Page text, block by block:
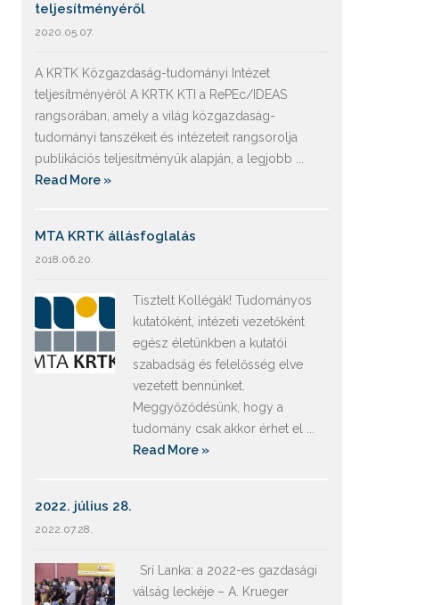
teljesítményéről
2020.05.07.
A KRTK Közgazdaság-tudományi Intézet
teljesítményéről A KRTK KTI a RePEc/IDEAS
rangsorában, amely a világ közgazdaság-
tudományi tanszékeit és intézeteit rangsorolja
publikációs teljesítményük alapján, a legjobb ...
Read More »
MTA KRTK állásfoglalás
2018.06.20.
Tisztelt Kollégák! Tudományos
kutatóként, intézeti vezetőként
egész életünkben a kutatói
szabadság és felelősség elve
vezetett bennünket.
Meggyőződésünk, hogy a
tudomány csak akkor érhet el ...
Read More »
2022. július 28.
2022.07.28.
Srí Lanka: a 2022-es gazdasági
válság leckéje – A. Krueger